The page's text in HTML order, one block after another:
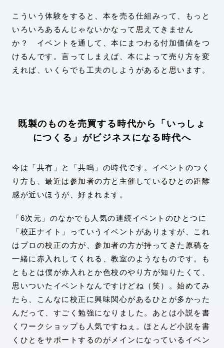
こういう体験をすると、本を売る仕組みって、もっと
いろいろあるんじゃないかなって思えてきません
か？ イベントを通して、本にまつわる付加価値をつ
けるんです。言ってしまえば、本によって売り方を変
えれば、いくらでも工夫のしようがあると思います。
既製のものを売買する時代から「いっしょ
につくる」がビジネスになる時代へ
今は「共有」と「共鳴」の時代です。イベントのつく
り方も、最近は参加者の方と主催しているひとの距離
感が近いほうが、好まれます。
「6次元」のなかでも人気の連続イベントのひとつに
「校正ナイト」っていうイベントがありますが、これ
はプロの校正の方が、参加者の方が持ってきた原稿を
一緒に赤入れしてくれる、教室のようなものです。も
ともとは僕が赤入れとか色校のやり方が知りたくて、
思いついたイベントなんですけどね（笑）。始めてみ
たら、こんなに校正に興味関心があるひとが多かった
んだって、すごく勉強になりました。あとは小説を書
くワークショップも人気ですねぇ。ほとんど小説を書
くひとをサポートするのがメインになっているイベン